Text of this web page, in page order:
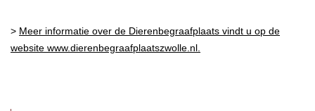
> Meer informatie over de Dierenbegraafplaats vindt u op de
website www.dierenbegraafplaatszwolle.nl.